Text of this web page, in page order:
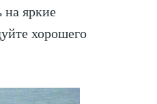
яркие
хорошего